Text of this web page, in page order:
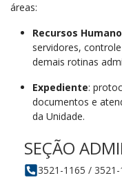
áreas:
Recursos
servidores,
demais rotinas
Expediente:
documentos e
da Unidade.